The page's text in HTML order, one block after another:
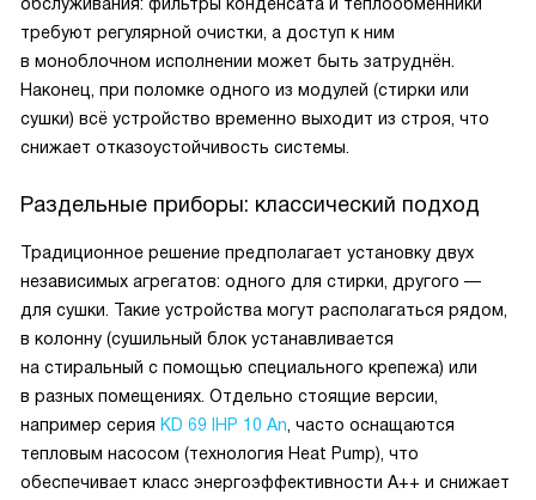
требуют регулярной очистки, а доступ к ним
в моноблочном исполнении может быть затруднён.
Наконец, при поломке одного из модулей (стирки или
сушки) всё устройство временно выходит из строя, что
снижает отказоустойчивость системы.
Раздельные приборы: классический подход
Традиционное решение предполагает установку двух
независимых агрегатов: одного для стирки, другого —
для сушки. Такие устройства могут располагаться рядом,
в колонну (сушильный блок устанавливается
на стиральный с помощью специального крепежа) или
в разных помещениях. Отдельно стоящие версии,
например серия KD 69 IHP 10 An , часто оснащаются
тепловым насосом (технология Heat Pump), что
обеспечивает класс энергоэффективности А++ и снижает